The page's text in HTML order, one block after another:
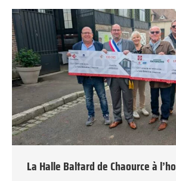
La Halle Baltard de Chaource à